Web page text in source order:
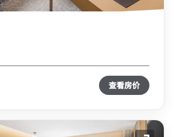
查看房价